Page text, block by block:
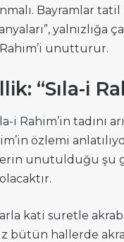
Bayramlar tatil
yalnızlığa
Rahim’i unutturur.
“Sıla-i
i Rahim’in tadını
özlemi
unutulduğu şu
kati suretle
bütün hallerde